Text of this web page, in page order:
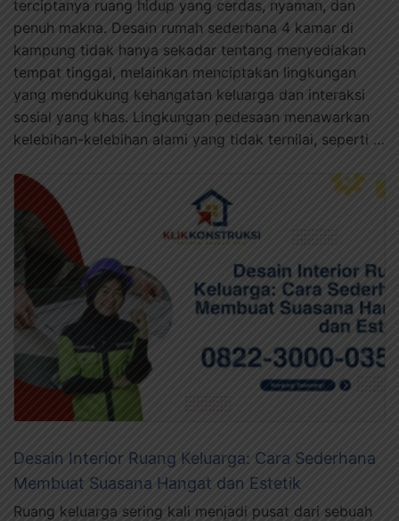
terciptanya ruang hidup yang cerdas, nyaman, dan
penuh makna. Desain rumah sederhana 4 kamar di
kampung tidak hanya sekadar tentang menyediakan
tempat tinggal, melainkan menciptakan lingkungan
yang mendukung kehangatan keluarga dan interaksi
sosial yang khas. Lingkungan pedesaan menawarkan
kelebihan-kelebihan alami yang tidak ternilai, seperti …
Desain Interior Ruang Keluarga: Cara Sederhana
Membuat Suasana Hangat dan Estetik
Ruang keluarga sering kali menjadi pusat dari sebuah